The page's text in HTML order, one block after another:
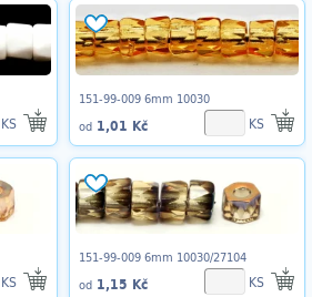
KS
151-99-009 6mm 10030
od 1,01 Kč KS
KS
151-99-009 6mm 10030/27104
od 1,15 Kč KS